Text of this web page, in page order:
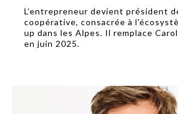
L’entrepreneur devient président
coopérative, consacrée à
up dans les Alpes. Il remplace
en juin 2025.